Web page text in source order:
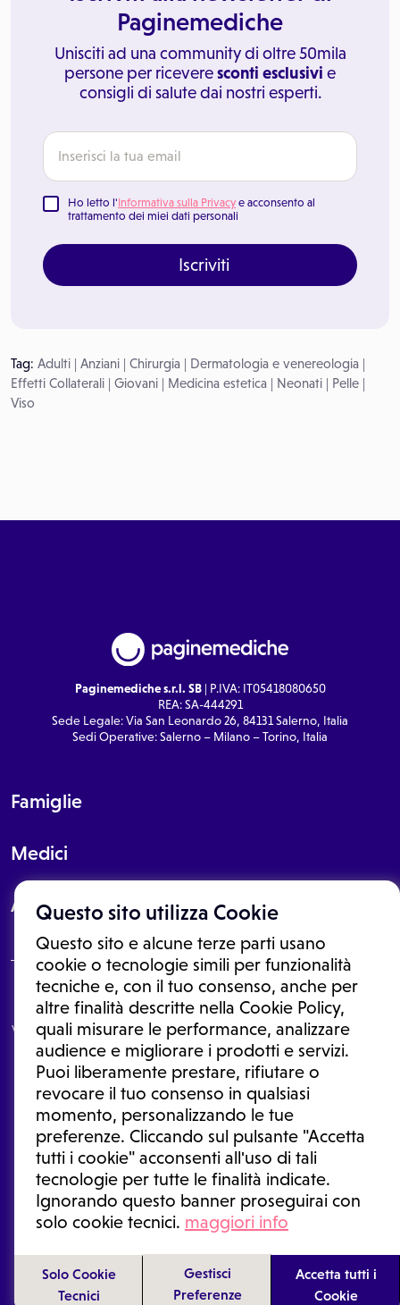
Questo sito utilizza Cookie
Questo sito e alcune terze parti usano
cookie o tecnologie simili per funzionalità
tecniche e, con il tuo consenso, anche per
altre finalità descritte nella Cookie Policy,
quali misurare le performance, analizzare
audience e migliorare i prodotti e servizi.
Puoi liberamente prestare, rifiutare o
revocare il tuo consenso in qualsiasi
momento, personalizzando le tue
preferenze. Cliccando sul pulsante "Accetta
tutti i cookie" acconsenti all'uso di tali
tecnologie per tutte le finalità indicate.
Ignorando questo banner proseguirai con
solo cookie tecnici. maggiori info
Solo Cookie
Tecnici
Gestisci
Preferenze
Accetta tutti i
Cookie
Paginemediche
Unisciti ad una community di oltre 50mila
persone per riceveresconti esclusivi e
consigli di salute dai nostri esperti.
Ho letto l'Informativa sulla Privacy e acconsento al
trattamento dei miei dati personali
Iscriviti
Tag: Adulti | Anziani | Chirurgia | Dermatologia e venereologia |
Effetti Collaterali | Giovani | Medicina estetica | Neonati | Pelle |
Viso
Paginemediche s.r.l. SB| P.IVA: IT05418080650
REA: SA-444291
Sede Legale: Via San Leonardo 26, 84131 Salerno, Italia
Sedi Operative: Salerno – Milano – Torino, Italia
Famiglie
Medici
About
Le informazioni proposte in questo sito non sono un consulto medico.
In nessun caso, queste informazioni sostituiscono un consulto, una
visita o una diagnosi formulata dal medico. Non si devono considerare
le informazioni disponibili come suggerimenti per la formulazione di
una diagnosi, la determinazione di un trattamento o l'assunzione o
sospensione di un farmaco senza prima consultare un medico di
medicina generale o uno specialista.
Condizioni di utilizzo|Privacy Policy |Gestione cookie
Ⓒ 2026 | Tutti i diritti riservati.